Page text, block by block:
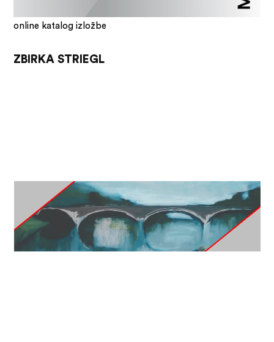
online katalog izložbe
ZBIRKA STRIEGL